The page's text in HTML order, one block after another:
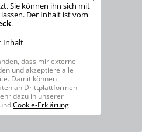
Sie können ihn sich mit
Der Inhalt ist vom
.
Inhalt
dass mir externe
und akzeptiere alle
Damit können
an Drittplattformen
dazu in unserer
undCookie-Erklärung.